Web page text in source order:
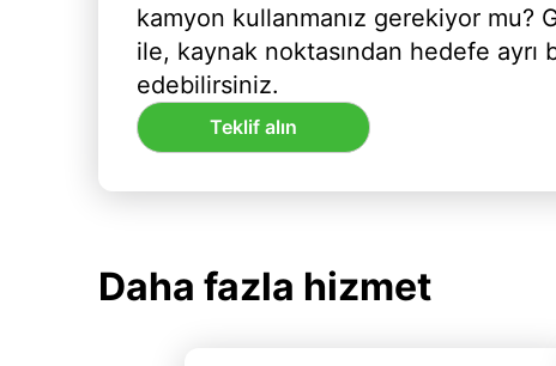
kamyon kullanmanız gerekiyor mu?
ile, kaynak noktasından hedefe ayrı
edebilirsiniz.
Teklif alın
Daha fazla hizmet